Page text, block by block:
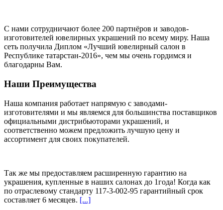
С нами сотрудничают более 200 партнёров и заводов-
изготовителей ювелирных украшений по всему миру. Наша
сеть получила Диплом «Лучший ювелирный салон в
Республике татарстан-2016», чем мы очень гордимся и
благодарны Вам.
Наши Преимущества
Наша компания работает напрямую с заводами-
изготовителями и мы являемся для большинства поставщиков
официальными дистрибьюторами украшений, и
соответственно можем предложить лучшую цену и
ассортимент для своих покупателей.
Так же мы предоставляем расширенную гарантию на
украшения, купленные в наших салонах до 1года! Когда как
по отраслевому стандарту 117-3-002-95 гарантийный срок
составляет 6 месяцев. [...]